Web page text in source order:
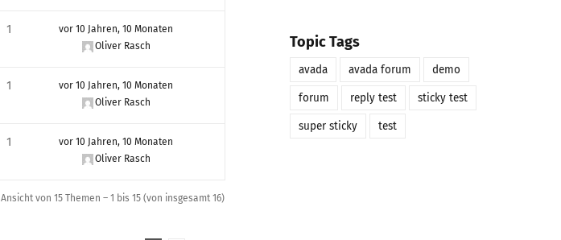
1
vor 10 Jahren, 10 Monaten
Oliver Rasch
1
vor 10 Jahren, 10 Monaten
Oliver Rasch
1
vor 10 Jahren, 10 Monaten
Oliver Rasch
Ansicht von 15 Themen – 1 bis 15 (von insgesamt 16)
Topic Tags
avada avada forum demo
forum reply test sticky test
super sticky test